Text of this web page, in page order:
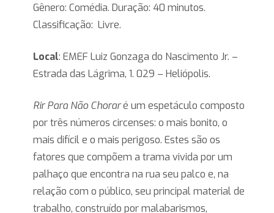
Gênero: Comédia. Duração: 40 minutos.
Classificação: Livre.
Local: EMEF Luiz Gonzaga do Nascimento Jr. –
Estrada das Lágrima, 1. 029 – Heliópolis.
Rir Para Não Choraré um espetáculo composto
por três números circenses: o mais bonito, o
mais difícil e o mais perigoso. Estes são os
fatores que compõem a trama vivida por um
palhaço que encontra na rua seu palco e, na
relação com o público, seu principal material de
trabalho, construído por malabarismos,